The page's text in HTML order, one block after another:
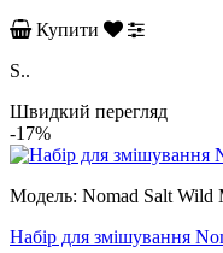
Купити
S..
Швидкий перегляд
-17%
Модель: Nomad Salt Wild
Набір для змішування